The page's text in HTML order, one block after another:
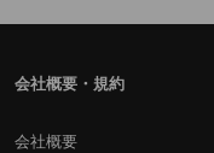
会社概要・規約
会社概要